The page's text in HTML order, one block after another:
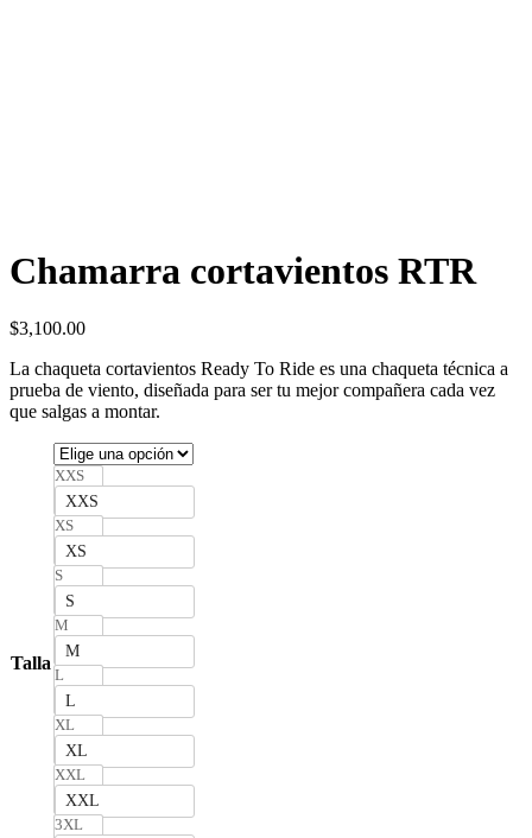
Chamarra cortavientos RTR
$3,100.00
La chaqueta cortavientos Ready To Ride es una chaqueta técnica a
prueba de viento, diseñada para ser tu mejor compañera cada vez
que salgas a montar.
Talla
XXS
XXS
XS
XS
S
S
M
M
L
L
XL
XL
XXL
XXL
3XL